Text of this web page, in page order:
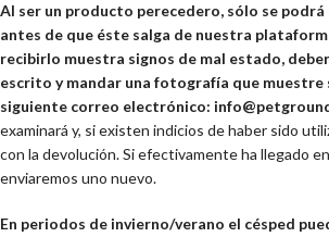
Al ser un producto perecedero, sólo se podrá
antes de que éste salga de nuestra
recibirlo muestra signos de mal estado,
escrito y mandar una fotografía que muestre
siguiente correo electrónico:
examinará y, si existen indicios de haber sido
con la devolución. Si efectivamente ha llegado
enviaremos uno nuevo.
En periodos de invierno/verano el césped